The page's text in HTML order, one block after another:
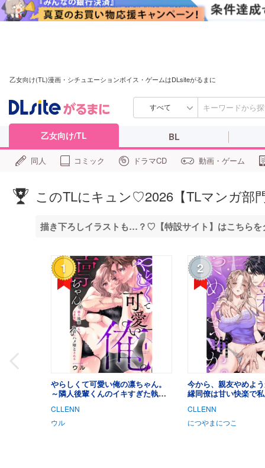
乙女向け(TL)漫画・シチュエーションボイス・ゲームはDLsiteがるまに
すべて
乙女向け/TL BL
同人 コミック ドラマCD 動画・ゲーム
このTLにキュン♡2026【TLマンガ部
描き下ろしイラストも…？♡【特設サイト】はこちらを
1
やらしくて可愛い俺の凛ちゃん。
～隣人後輩くんのイキすぎた執着
CLLENN
ウル
2
今から、親友やめよ
縁同僚は甘い快楽で
CLLENN
につやまにつこ